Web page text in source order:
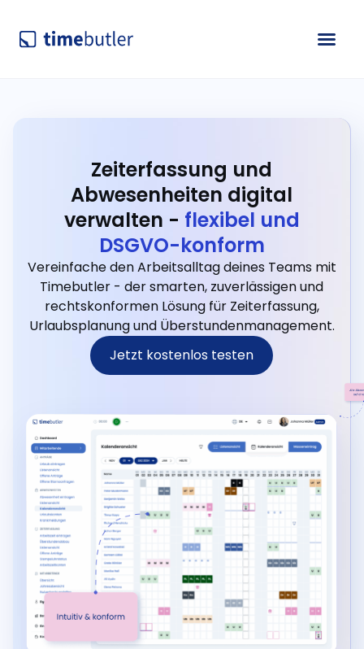
Zeiterfassung und
Abwesenheiten digital
verwalten - flexibel und
DSGVO-konform
Vereinfache den Arbeitsalltag deines Teams mit
Timebutler - der smarten, zuverlässigen und
rechtskonformen Lösung für Zeiterfassung,
Urlaubsplanung und Überstundenmanagement.
Jetzt kostenlos testen